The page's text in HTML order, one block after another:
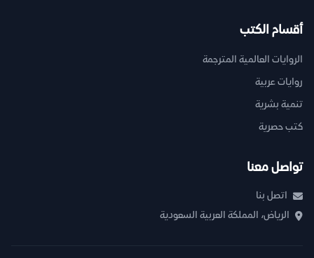
أقسام الكتب
الروايات العالمية المترجمة
روايات عربية
تنمية بشرية
كتب حصرية
تواصل معنا
اتصل بنا
الرياض، المملكة العربية السعودية